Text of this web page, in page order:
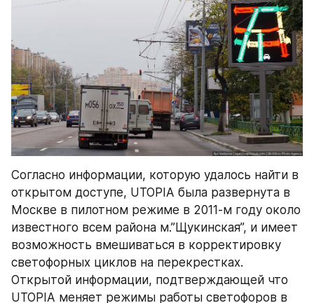
Согласно информации, которую удалось найти в
открытом доступе, UTOPIA была развернута в
Москве в пилотном режиме в 2011-м году около
известного всем района м.”Щукинская”, и имеет
возможность вмешиваться в корректировку
светофорных циклов на перекрестках.
Открытой информации, подтверждающей что
UTOPIA меняет режимы работы светофоров в